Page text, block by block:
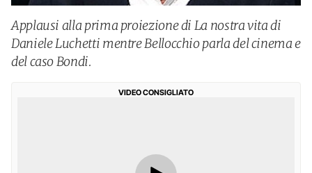
Applausi alla prima proiezione di La nostra vita di
Daniele Luchetti mentre Bellocchio parla del cinema e
del caso Bondi.
VIDEO CONSIGLIATO